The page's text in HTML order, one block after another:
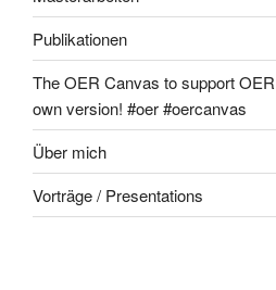
Publikationen
The OER Canvas to support
own version! #oer #oercanvas
Über mich
Vorträge / Presentations